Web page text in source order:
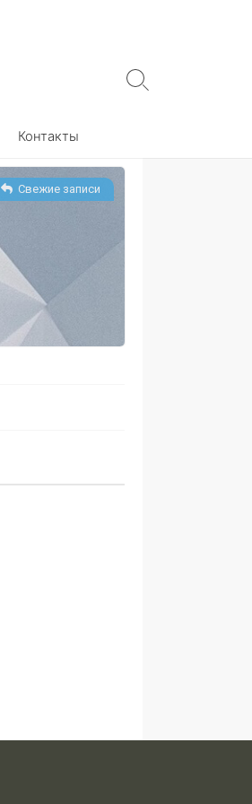
Контакты
Search
Свежие записи